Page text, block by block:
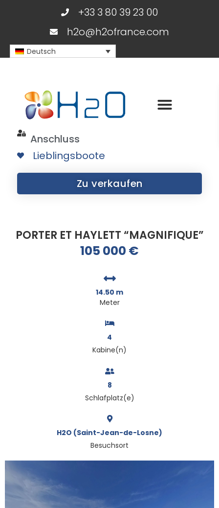
+33 3 80 39 23 00
h2o@h2ofrance.com
Deutsch
Anschluss
Lieblingsboote
Zu verkaufen
PORTER ET HAYLETT “MAGNIFIQUE”
105 000 €
14.50 m
Meter
4
Kabine(n)
8
Schlafplatz(e)
H2O (Saint-Jean-de-Losne)
Besuchsort